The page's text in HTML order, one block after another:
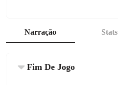
Narração Stats
Fim De Jogo